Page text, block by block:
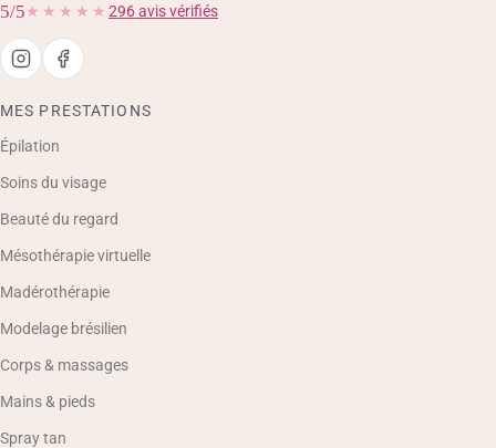
5/5★★★★★ 296 avis vérifiés
MES PRESTATIONS
Épilation
Soins du visage
Beauté du regard
Mésothérapie virtuelle
Madérothérapie
Modelage brésilien
Corps & massages
Mains & pieds
Spray tan